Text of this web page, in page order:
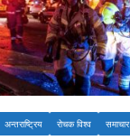
अन्तराष्ट्रिय रोचक विश्व समाचार